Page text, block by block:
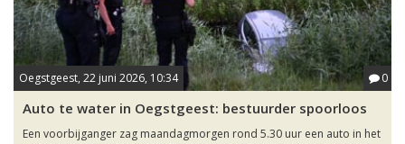
Oegstgeest, 22 juni 2026, 10:34 0
Auto te water in Oegstgeest: bestuurder spoorloos
Een voorbijganger zag maandagmorgen rond 5.30 uur een auto in het